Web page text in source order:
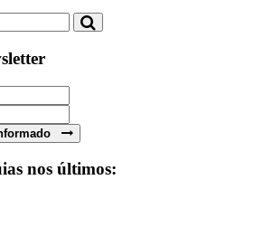
nos últimos: